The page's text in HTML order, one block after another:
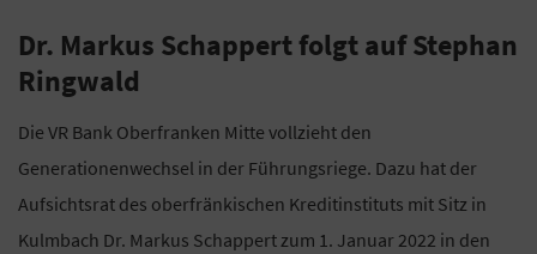
Dr. Markus Schappert folgt auf Stephan
Ringwald
Die VR Bank Oberfranken Mitte vollzieht den
Generationenwechsel in der Führungsriege. Dazu hat der
Aufsichtsrat des oberfränkischen Kreditinstituts mit Sitz in
Kulmbach Dr. Markus Schappert zum 1. Januar 2022 in den